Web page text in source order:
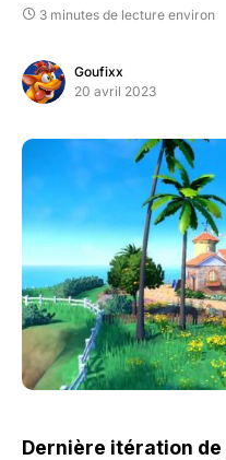
3 minutes de lecture environ
Goufixx
20 avril 2023
Dernière itération